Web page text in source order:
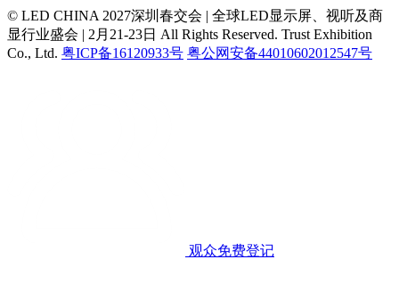
© LED CHINA 2027深圳春交会 | 全球LED显示屏、视听及商
显行业盛会 | 2月21-23日 All Rights Reserved. Trust Exhibition
Co., Ltd. 粤ICP备16120933号 粤公网安备44010602012547号
观众免费登记